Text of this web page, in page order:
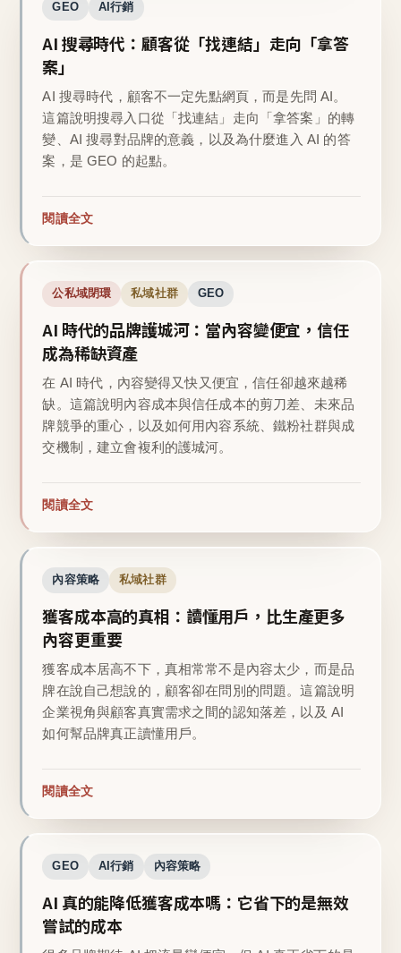
GEO AI行銷
AI 搜尋時代：顧客從「找連結」走向「拿答
案」
AI 搜尋時代，顧客不一定先點網頁，而是先問 AI。
這篇說明搜尋入口從「找連結」走向「拿答案」的轉
變、AI 搜尋對品牌的意義，以及為什麼進入 AI 的答
案，是 GEO 的起點。
閱讀全文
公私域閉環 私域社群 GEO
AI 時代的品牌護城河：當內容變便宜，信任
成為稀缺資產
在 AI 時代，內容變得又快又便宜，信任卻越來越稀
缺。這篇說明內容成本與信任成本的剪刀差、未來品
牌競爭的重心，以及如何用內容系統、鐵粉社群與成
交機制，建立會複利的護城河。
閱讀全文
內容策略 私域社群
獲客成本高的真相：讀懂用戶，比生產更多
內容更重要
獲客成本居高不下，真相常常不是內容太少，而是品
牌在說自己想說的，顧客卻在問別的問題。這篇說明
企業視角與顧客真實需求之間的認知落差，以及 AI
如何幫品牌真正讀懂用戶。
閱讀全文
GEO AI行銷 內容策略
AI 真的能降低獲客成本嗎：它省下的是無效
嘗試的成本